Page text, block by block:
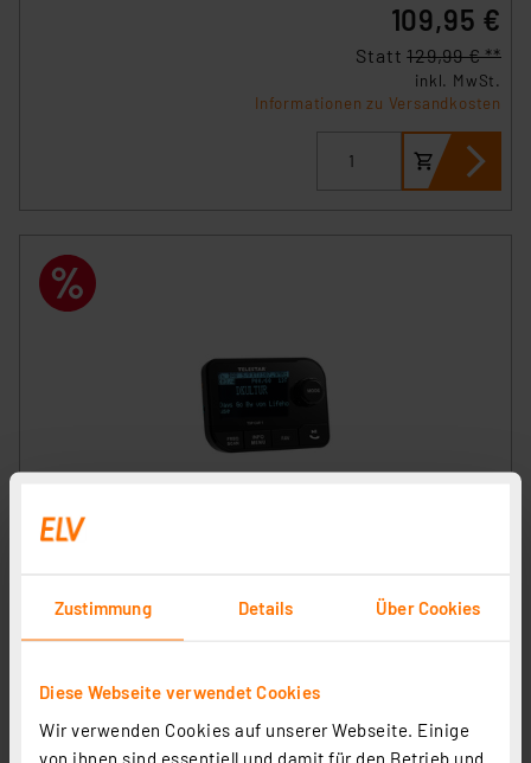
Zustimmung Details Über Cookies
Diese Webseite verwendet Cookies
Wir verwenden Cookies auf unserer Webseite. Einige
von ihnen sind essentiell und damit für den Betrieb und
109,95 €
Statt129,99 € **
inkl. MwSt.
Informationen zu Versandkosten
TELESTAR TOP Car 1, DAB+ KFZ-Adapter
Artikel-Nr. 258576